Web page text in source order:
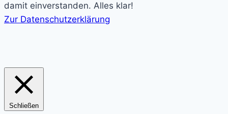
damit einverstanden. Alles klar!
Zur Datenschutzerklärung
Schließen